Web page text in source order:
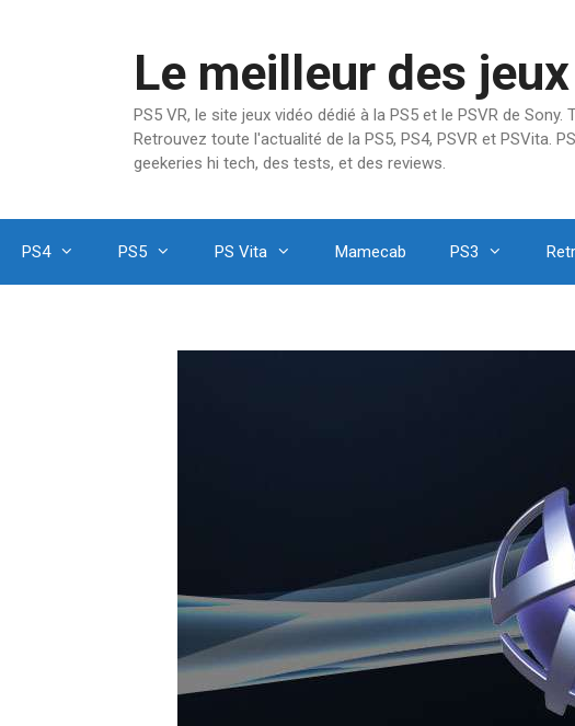
Le meilleur des
PS5 VR, le site jeux vidéo dédié à la PS5 et le PSVR de
Retrouvez toute l'actualité de la PS5, PS4, PSVR et PSVita.
geekeries hi tech, des tests, et des reviews.
PS4 PS5 PS Vita Mamecab PS3